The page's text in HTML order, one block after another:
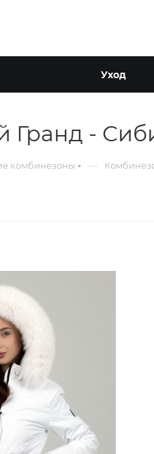
Уход
-
комбинезоны —